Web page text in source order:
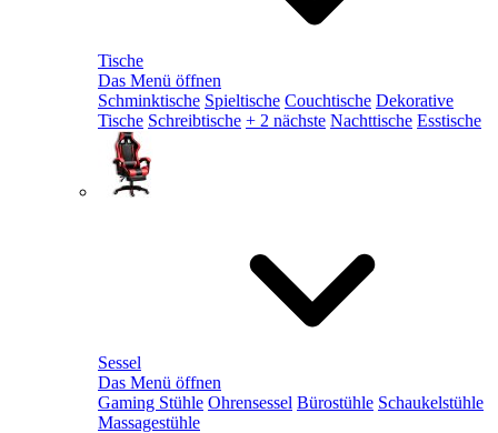
Tische
Das Menü öffnen
Schminktische Spieltische Couchtische Dekorative
Tische Schreibtische + 2 nächste Nachttische Esstische
Sessel
Das Menü öffnen
Gaming Stühle Ohrensessel Bürostühle Schaukelstühle
Massagestühle